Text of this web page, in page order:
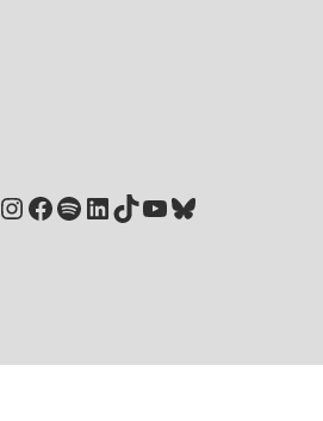
Instagram
Facebook
Spotify
LinkedIn
TikTok
YouTube
Bluesky